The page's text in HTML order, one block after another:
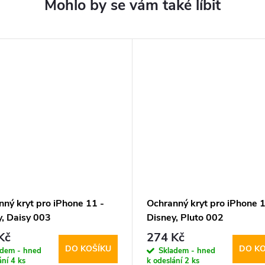
kryt pro iPhone 11 -
Daisy 003
- hned
4 ks
DO KOŠÍKU
Ochranný kryt pro iPhone
Disney, Pluto 002
274 Kč
Skladem - hned
k odeslání2 ks
DO